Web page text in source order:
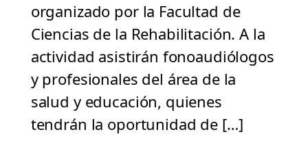
organizado por la Facultad de
Ciencias de la Rehabilitación. A la
actividad asistirán fonoaudiólogos
y profesionales del área de la
salud y educación, quienes
tendrán la oportunidad de […]